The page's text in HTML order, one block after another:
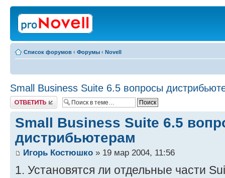
Список форумов ‹ Форумы ‹ Novell
Small Business Suite 6.5 вопросы
Ответить
Small Business Suite 6.5
дистрибьютерам
Игорь Костюшко » 19 мар 2004, 11:56
1. Установятся ли отдельные части